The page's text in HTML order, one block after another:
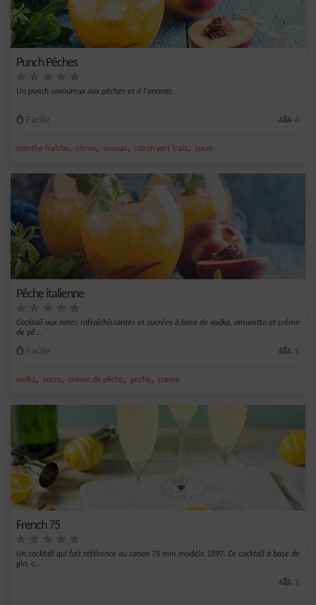
Punch Pêches
Un punch savoureux aux pêches et à l'ananas.
Facile 4
menthe fraîche, citron, ananas, citron vert frais, sucre
Pêche italienne
Cocktail aux notes rafraîchissantes et sucrées à base de vodka, amaretto et crème
de pê...
Facile 1
vodka, sucre, crème de pêche, peche, creme
French 75
Un cocktail qui fait référence au canon 75 mm modèle 1897. Ce cocktail à base de
gin, c...
1